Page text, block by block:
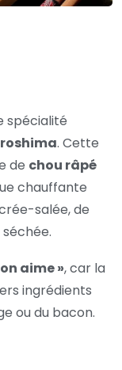
spécialité
. Cette
de chou râpé
chauffante
salée, de
aime », car la
ingrédients
ou du bacon.